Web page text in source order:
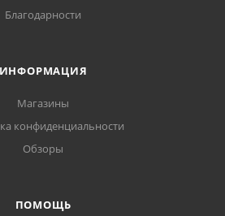
Благодарности
ИНФОРМАЦИЯ
Магазины
конфиденциальности
Обзоры
ПОМОЩЬ